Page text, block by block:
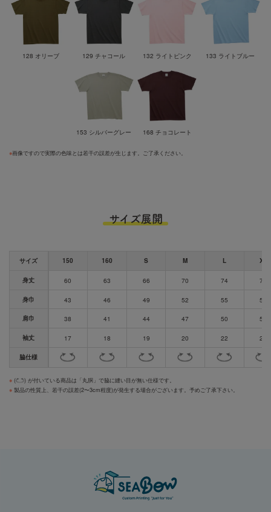
128 オリーブ 129 チャコール 132 ライトピンク 133 ライトブルー
153 シルバーグレー 168 チョコレート
※画像ですので実際の色味とは若干の誤差が生じます。ご了承ください。
サイズ展開
サイズ 150 160 S M L XL
身丈 60 63 66 70 74 78
身巾 43 46 49 52 55 58
肩巾 38 41 44 47 50 53
袖丈 17 18 19 20 22 24
脇仕様
※ (
) が付いている商品は「丸胴」で脇に縫い目が無い仕様です。
※ 製品の性質上、若干の誤差(2〜3cm程度)が発生する場合がございます。予めご了承下さい。